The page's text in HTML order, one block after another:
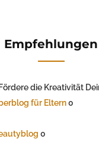
Empfehlungen
Fördere die Kreativität
für Eltern0
0